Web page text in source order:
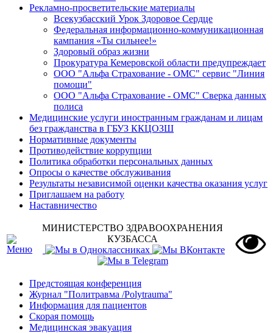
Рекламно-просветительские материалы
Всекузбасский Урок Здоровое Сердце
Федеральная информационно-коммуникационная
кампания «Ты сильнее!»
Здоровый образ жизни
Прокуратура Кемеровской области предупреждает
ООО "Альфа Страхование - ОМС" сервис "Линия
помощи"
ООО "Альфа Страхование - ОМС" Сверка данных
полиса
Медицинские услуги иностранным гражданам и лицам
без гражданства в ГБУЗ ККЦОЗШ
Нормативные документы
Противодействие коррупции
Политика обработки персональных данных
Опросы о качестве обслуживания
Результаты независимой оценки качества оказания услуг
Приглашаем на работу
Наставничество
МИНИСТЕРСТВО ЗДРАВООХРАНЕНИЯ
КУЗБАССА
Предстоящая конференция
Журнал "Политравма /Polytrauma"
Информация для пациентов
Скорая помощь
Медицинская эвакуация